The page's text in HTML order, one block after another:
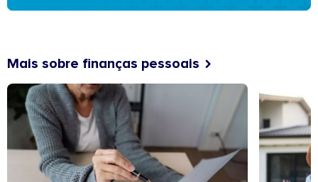
Mais sobre finanças pessoais